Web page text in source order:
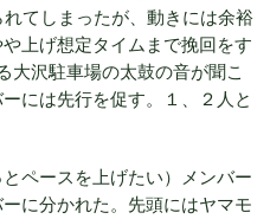
てしまったが、動きには余裕
上げ想定タイムまで挽回をす
大沢駐車場の太鼓の音が聞こ
には先行を促す。１、２人と
ペースを上げたい）メンバー
に分かれた。先頭にはヤマモ